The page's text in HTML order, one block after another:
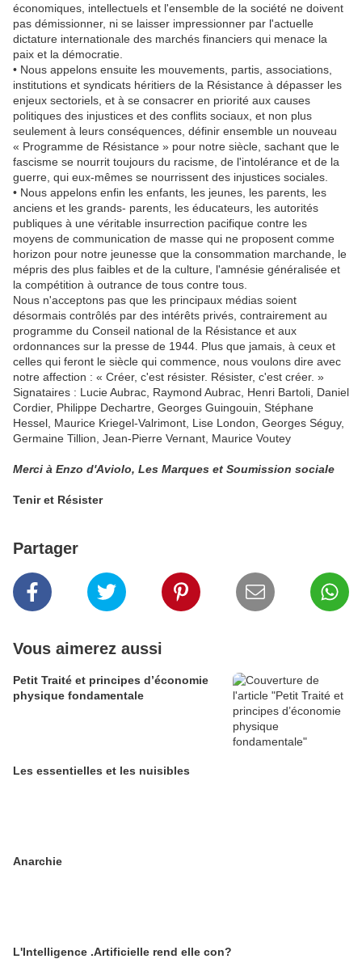
économiques, intellectuels et l'ensemble de la société ne doivent
pas démissionner, ni se laisser impressionner par l'actuelle
dictature internationale des marchés financiers qui menace la
paix et la démocratie.
• Nous appelons ensuite les mouvements, partis, associations,
institutions et syndicats héritiers de la Résistance à dépasser les
enjeux sectoriels, et à se consacrer en priorité aux causes
politiques des injustices et des conflits sociaux, et non plus
seulement à leurs conséquences, définir ensemble un nouveau
« Programme de Résistance » pour notre siècle, sachant que le
fascisme se nourrit toujours du racisme, de l'intolérance et de la
guerre, qui eux-mêmes se nourrissent des injustices sociales.
• Nous appelons enfin les enfants, les jeunes, les parents, les
anciens et les grands- parents, les éducateurs, les autorités
publiques à une véritable insurrection pacifique contre les
moyens de communication de masse qui ne proposent comme
horizon pour notre jeunesse que la consommation marchande, le
mépris des plus faibles et de la culture, l'amnésie généralisée et
la compétition à outrance de tous contre tous.
Nous n'acceptons pas que les principaux médias soient
désormais contrôlés par des intérêts privés, contrairement au
programme du Conseil national de la Résistance et aux
ordonnances sur la presse de 1944. Plus que jamais, à ceux et
celles qui feront le siècle qui commence, nous voulons dire avec
notre affection : « Créer, c'est résister. Résister, c'est créer. »
Signataires : Lucie Aubrac, Raymond Aubrac, Henri Bartoli, Daniel
Cordier, Philippe Dechartre, Georges Guingouin, Stéphane
Hessel, Maurice Kriegel-Valrimont, Lise London, Georges Séguy,
Germaine Tillion, Jean-Pierre Vernant, Maurice Voutey
Merci à Enzo d'Aviolo, Les Marques et Soumission sociale
Tenir et Résister
Partager
Vous aimerez aussi
Petit Traité et principes d’économie
physique fondamentale
Les essentielles et les nuisibles
Anarchie
L'Intelligence .Artificielle rend elle con?